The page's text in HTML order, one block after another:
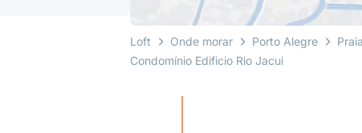
Loft Onde morar Porto Alegre
Condomínio Edificio Rio Jacui